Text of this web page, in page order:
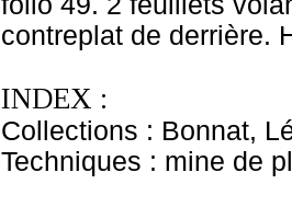
contreplat de derrière.
INDEX :
Collections : Bonnat,
Techniques : mine de